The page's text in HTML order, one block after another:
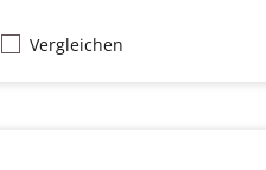
Vergleichen